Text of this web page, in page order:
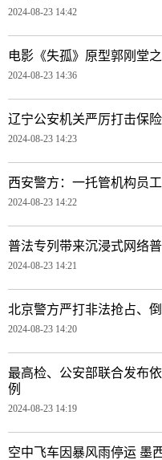
2024-08-23 14:42
电影《失孤》原型郭刚堂
2024-08-23 14:36
辽宁公安机关严厉打击保
2024-08-23 14:23
西安警方：一托管机构员
2024-08-23 14:22
普法专列带来沉浸式网络
2024-08-23 14:21
北京警方严打非法抢占、
2024-08-23 14:20
最高检、公安部联合发布
例
2024-08-23 14:19
空中飞车因暴风雨停运 墨